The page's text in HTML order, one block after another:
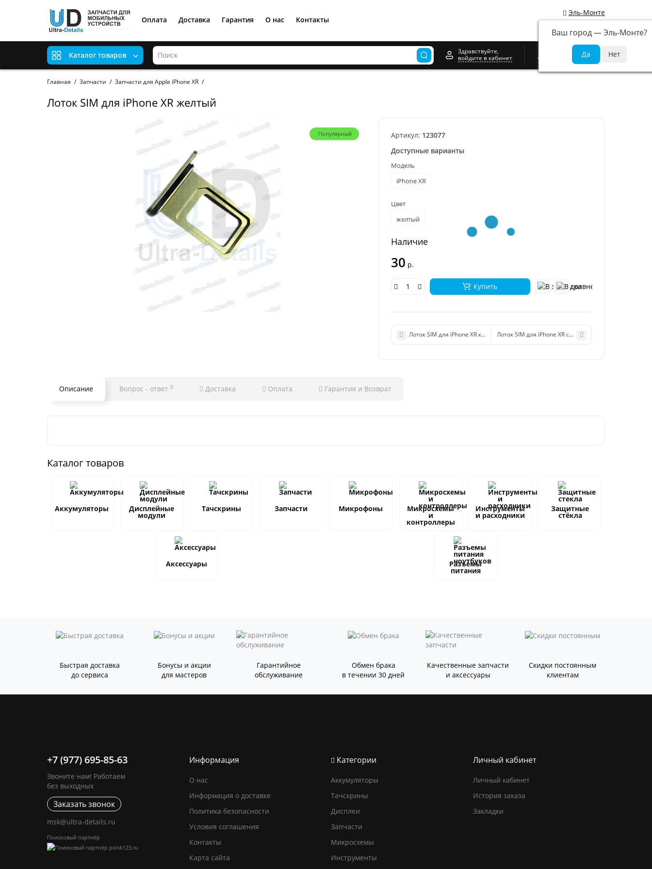
Эль-Монте
Ваш город —Эль-Монте?
Оплата Доставка Гарантия О нас Контакты
Каталог товаров
Здравствуйте,
войдите в кабинет
0
Главная Запчасти Запчасти для Apple iPhone XR
Лоток SIM для iPhone XR желтый
Популярный Артикул: 123077
Доступные варианты
Модель
iPhone XR
Цвет
желтый
Наличие
30 р.
Купить
Лоток SIM для iPhone XR красныйЛоток SIM для iPhone XR синий
Описание Вопрос - ответ 0 Доставка Оплата Гарантия и Возврат
Каталог товаров
Аккумуляторы Дисплейные
модули
Тачскрины Запчасти Микрофоны Микросхемы
и
контроллеры
Инструменты
и расходники
Защитные
стёкла
Аксессуары Разъемы
питания
Быстрая доставка
до сервиса
Бонусы и акции
для мастеров
Гарантийное
обслуживание
Обмен брака
в течении 30 дней
Качественные запчасти
и аксессуары
Скидки постоянным
клиентам
+7 (977) 695-85-63
Звоните нам! Работаем
без выходных
Заказать звонок
msk@ultra-details.ru
Поисковый партнёр
Информация
О нас
Информация о доставке
Политика безопасности
Условия соглашения
Контакты
Карта сайта
Категории
Аккумуляторы
Тачскрины
Дисплеи
Запчасти
Микросхемы
Инструменты
Личный кабинет
Личный кабинет
История заказа
Закладки